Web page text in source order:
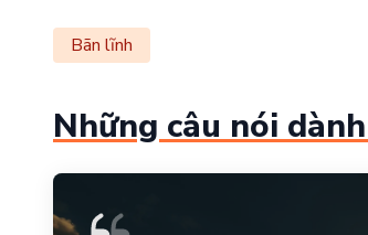
Bãn lĩnh
Những câu nói